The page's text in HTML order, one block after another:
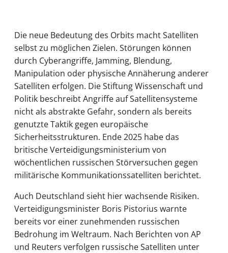
Die neue Bedeutung des Orbits macht Satelliten
selbst zu möglichen Zielen. Störungen können
durch Cyberangriffe, Jamming, Blendung,
Manipulation oder physische Annäherung anderer
Satelliten erfolgen. Die Stiftung Wissenschaft und
Politik beschreibt Angriffe auf Satellitensysteme
nicht als abstrakte Gefahr, sondern als bereits
genutzte Taktik gegen europäische
Sicherheitsstrukturen. Ende 2025 habe das
britische Verteidigungsministerium von
wöchentlichen russischen Störversuchen gegen
militärische Kommunikationssatelliten berichtet.
Auch Deutschland sieht hier wachsende Risiken.
Verteidigungsminister Boris Pistorius warnte
bereits vor einer zunehmenden russischen
Bedrohung im Weltraum. Nach Berichten von AP
und Reuters verfolgen russische Satelliten unter